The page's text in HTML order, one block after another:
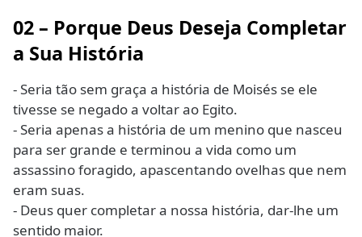
02 – Porque Deus Deseja Completar
a Sua História
- Seria tão sem graça a história de Moisés se ele
tivesse se negado a voltar ao Egito.
- Seria apenas a história de um menino que nasceu
para ser grande e terminou a vida como um
assassino foragido, apascentando ovelhas que nem
eram suas.
- Deus quer completar a nossa história, dar-lhe um
sentido maior.